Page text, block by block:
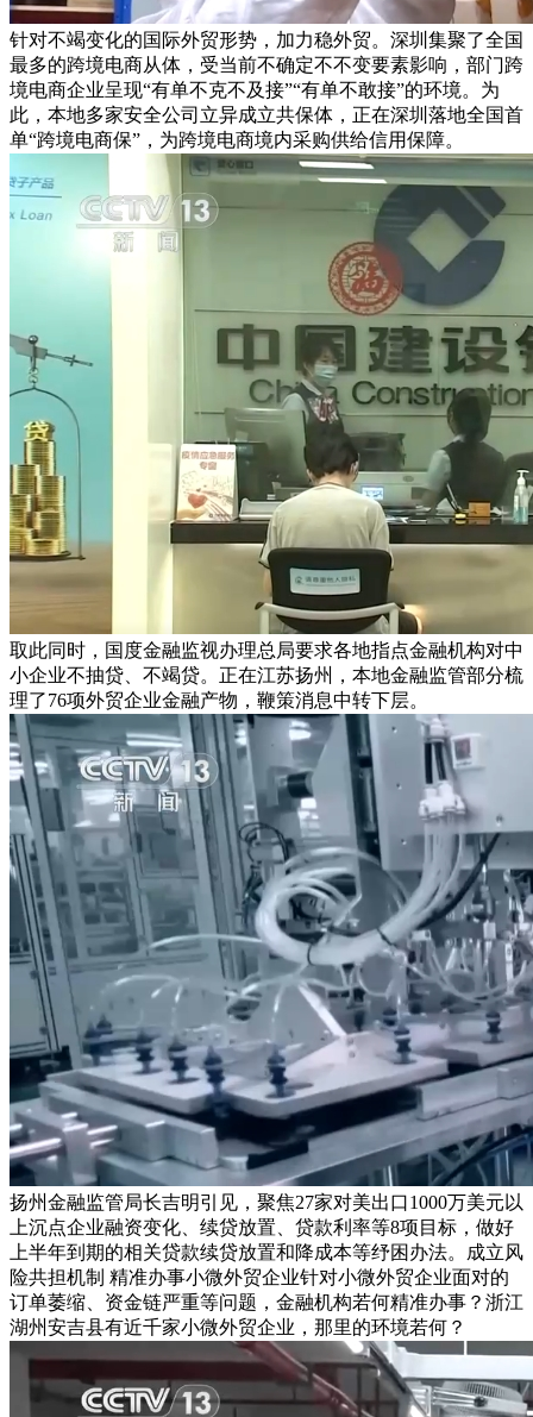
针对不竭变化的国际外贸形势，加力稳外贸。深圳集聚了全国
最多的跨境电商从体，受当前不确定不不变要素影响，部门跨
境电商企业呈现“有单不克不及接”“有单不敢接”的环境。为
此，本地多家安全公司立异成立共保体，正在深圳落地全国首
单“跨境电商保”，为跨境电商境内采购供给信用保障。
取此同时，国度金融监视办理总局要求各地指点金融机构对中
小企业不抽贷、不竭贷。正在江苏扬州，本地金融监管部分梳
理了76项外贸企业金融产物，鞭策消息中转下层。
扬州金融监管局长吉明引见，聚焦27家对美出口1000万美元以
上沉点企业融资变化、续贷放置、贷款利率等8项目标，做好
上半年到期的相关贷款续贷放置和降成本等纾困办法。成立风
险共担机制 精准办事小微外贸企业针对小微外贸企业面对的
订单萎缩、资金链严重等问题，金融机构若何精准办事？浙江
湖州安吉县有近千家小微外贸企业，那里的环境若何？